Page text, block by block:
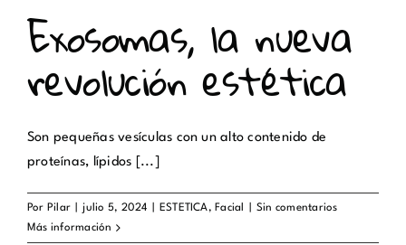
Exosomas, la nueva
revolución estética
Son pequeñas vesículas con un alto contenido de
proteínas, lípidos [...]
Por Pilar julio 5, 2024 ESTETICA, Facial
Sin comentarios
Más información